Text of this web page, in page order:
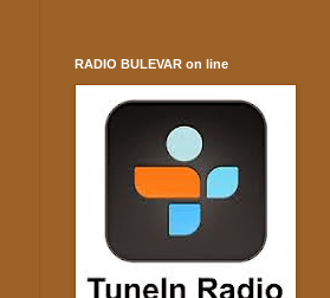
RADIO BULEVAR on line